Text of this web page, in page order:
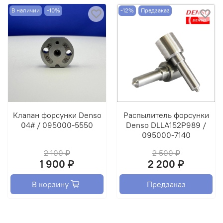
В наличии -10%
Клапан форсунки Denso
04# / 095000-5550
2 100 ₽
1 900 ₽
В корзину
-12% Предзаказ
Распылитель форсунки
Denso DLLA152P989 /
095000-7140
2 500 ₽
2 200 ₽
Предзаказ